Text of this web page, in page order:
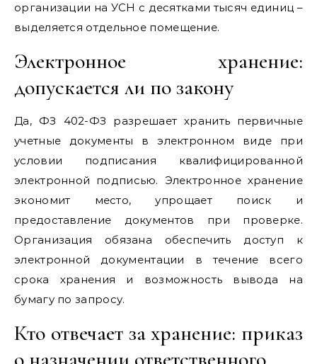
организации на УСН с десятками тысяч единиц –
выделяется отдельное помещение.
Электронное хранение:
допускается ли по закону
Да, ФЗ 402-ФЗ разрешает хранить первичные
учетные документы в электронном виде при
условии подписания квалифицированной
электронной подписью. Электронное хранение
экономит место, упрощает поиск и
предоставление документов при проверке.
Организация обязана обеспечить доступ к
электронной документации в течение всего
срока хранения и возможность вывода на
бумагу по запросу.
Кто отвечает за хранение: приказ